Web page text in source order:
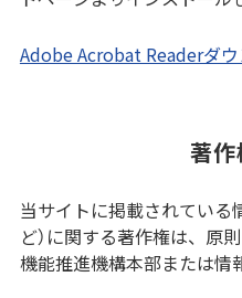
Adobe Acrobat Readerダ
著
当サイトに掲載されている
ど）に関する著作権は、原
機能推進機構本部または情